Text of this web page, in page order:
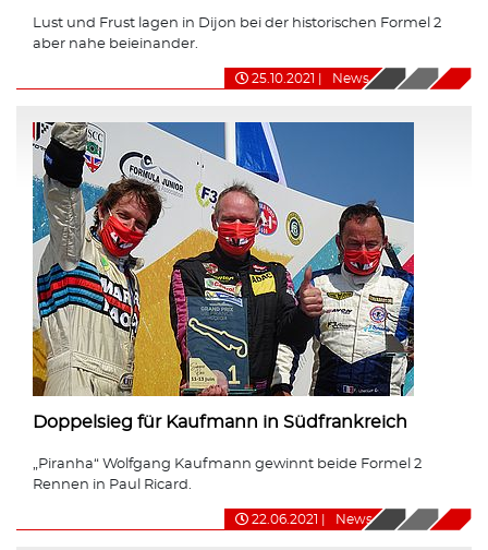
Lust und Frust lagen in Dijon bei der historischen Formel 2
aber nahe beieinander.
25.10.2021 News
Doppelsieg für Kaufmann in Südfrankreich
„Piranha“ Wolfgang Kaufmann gewinnt beide Formel 2
Rennen in Paul Ricard.
22.06.2021 News